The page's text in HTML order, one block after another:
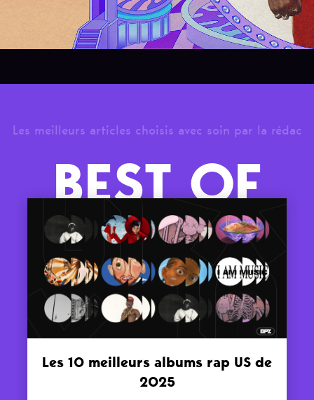
Les meilleurs articles choisis avec soin par la rédac
BEST OF
Les 10 meilleurs albums rap US de
2025